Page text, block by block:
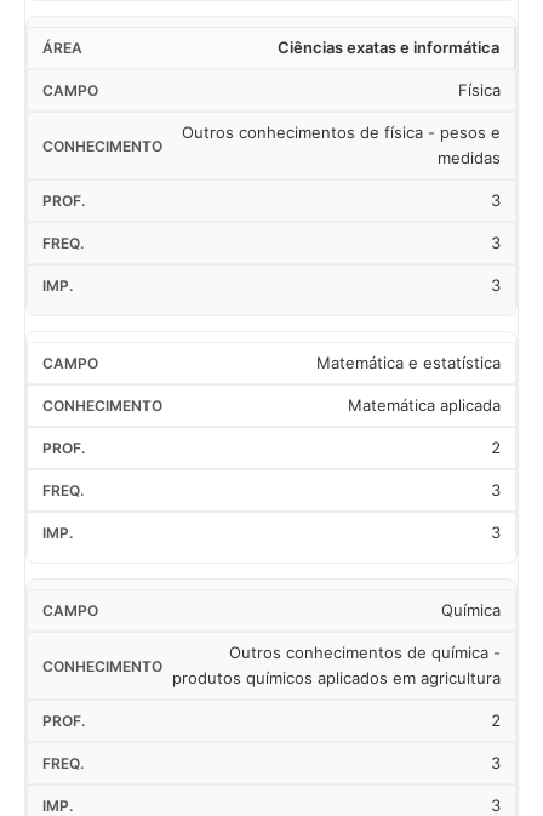
Ciências exatas e informática
Física
Outros conhecimentos de física - pesos e
medidas
3
3
3
Matemática e estatística
Matemática aplicada
2
3
3
Química
Outros conhecimentos de química -
produtos químicos aplicados em agricultura
2
3
3